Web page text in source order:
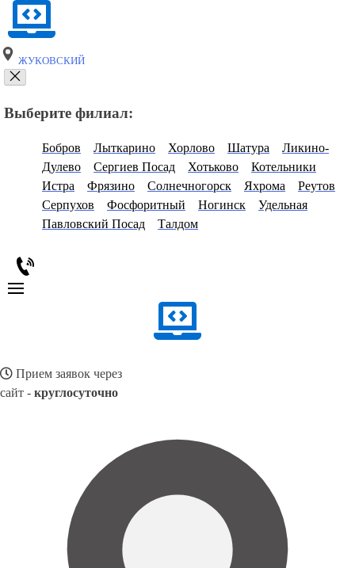
ЖУКОВСКИЙ
Выберите филиал:
Бобров Лыткарино Хорлово Шатура
Ликино-
Дулево
Сергиев Посад Хотьково
Котельники
Истра
Фрязино Солнечногорск Яхрома
Реутов
Серпухов
Фосфоритный Ногинск
Удельная
Павловский Посад
Талдом
Прием заявок через
сайт - круглосуточно